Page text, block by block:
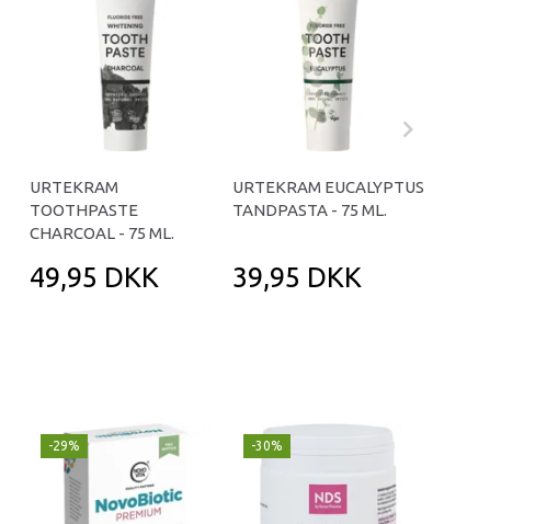
URTEKRAM
TOOTHPASTE
CHARCOAL - 75 ML.
49,95 DKK
URTEKRAM EUCALYPTUS
TANDPASTA - 75 ML.
39,95 DKK
-29% -30%